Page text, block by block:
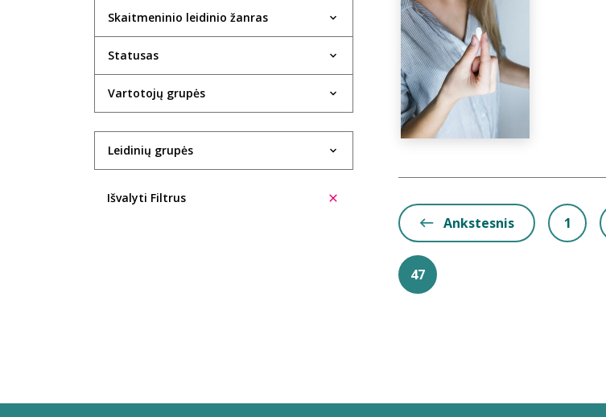
1931
1933
1934
1935
1937
1938
Skaitmeninio leidinio žanras
Statusas
Vartotojų grupės
Leidinių grupės
Išvalyti Filtrus
Ankstesnis 1
47